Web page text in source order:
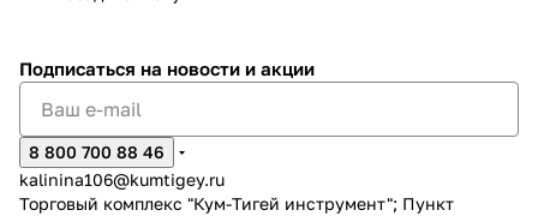
Подписаться на новости и акции
8 800 700 88 46
kalinina106@kumtigey.ru
Торговый комплекс "Кум-Тигей инструмент"; Пункт
раз в 2 недели